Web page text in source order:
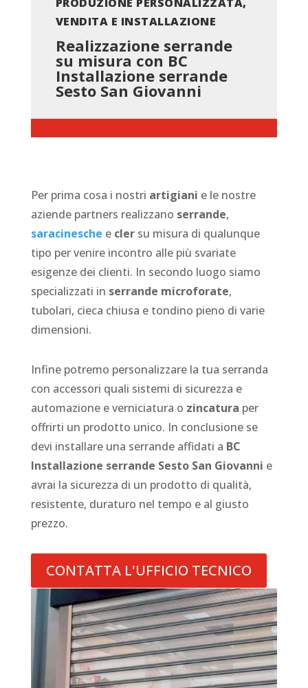
VENDITA E INSTALLAZIONE
Realizzazione serrande
su misura con BC
Installazione serrande
Sesto San Giovanni
Per prima cosa i nostri artigiani e le nostre
aziende partners realizzano serrande,
saracinesche e clersu misura di qualunque
tipo per venire incontro alle più svariate
esigenze dei clienti. In secondo luogo siamo
specializzati in serrande microforate,
tubolari, cieca chiusa e tondino pieno di varie
dimensioni.
Infine potremo personalizzare la tua serranda
con accessori quali sistemi di sicurezza e
automazione e verniciatura o zincatura per
offrirti un prodotto unico. In conclusione se
devi installare una serrande affidati a BC
Installazione serrande Sesto San Giovanni e
avrai la sicurezza di un prodotto di qualità,
resistente, duraturo nel tempo e al giusto
prezzo.
CONTATTA L'UFFICIO TECNICO